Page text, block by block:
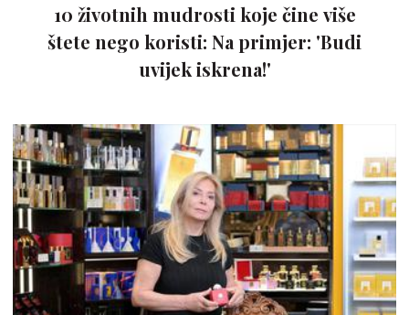
10 životnih mudrosti koje čine više
štete nego koristi: Na primjer: 'Budi
uvijek iskrena!'